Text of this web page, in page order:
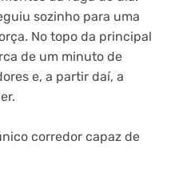
sozinho para uma
No topo da principal
de um minuto de
e, a partir daí, a
corredor capaz de